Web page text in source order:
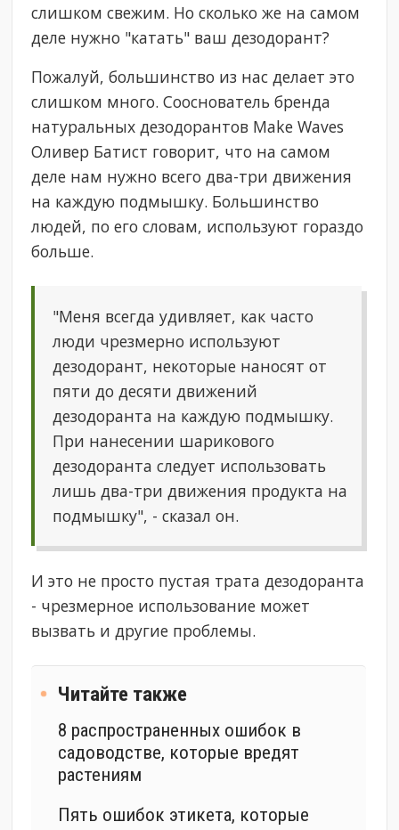
слишком свежим. Но сколько же на самом
деле нужно "катать" ваш дезодорант?
Пожалуй, большинство из нас делает это
слишком много. Сооснователь бренда
натуральных дезодорантов Make Waves
Оливер Батист говорит, что на самом
деле нам нужно всего два-три движения
на каждую подмышку. Большинство
людей, по его словам, используют гораздо
больше.
"Меня всегда удивляет, как часто
люди чрезмерно используют
дезодорант, некоторые наносят от
пяти до десяти движений
дезодоранта на каждую подмышку.
При нанесении шарикового
дезодоранта следует использовать
лишь два-три движения продукта на
подмышку", - сказал он.
И это не просто пустая трата дезодоранта
- чрезмерное использование может
вызвать и другие проблемы.
Читайте также
8 распространенных ошибок в
садоводстве, которые вредят
растениям
Пять ошибок этикета, которые